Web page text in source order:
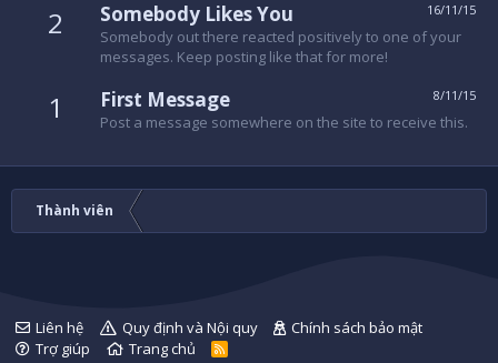
2 16/11/15
Somebody Likes You
Somebody out there reacted positively to one of your
messages. Keep posting like that for more!
1 8/11/15
First Message
Post a message somewhere on the site to receive this.
Thành viên
Liên hệ Quy định và Nội quy
Chính sách bảo mật
Trợ giúp
Trang chủ
R